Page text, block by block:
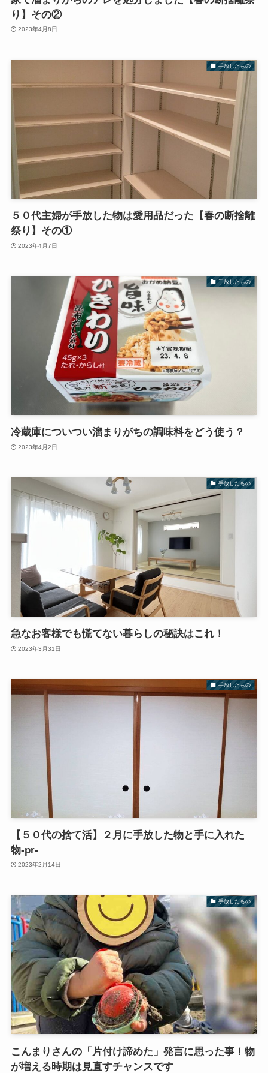
り】その②
2023年4月8日
手放したもの
５０代主婦が手放した物は愛用品だった【春の断捨離
祭り】その①
2023年4月7日
手放したもの
冷蔵庫についつい溜まりがちの調味料をどう使う？
2023年4月2日
手放したもの
急なお客様でも慌てない暮らしの秘訣はこれ！
2023年3月31日
手放したもの
【５０代の捨て活】２月に手放した物と手に入れた
物‐pr‐
2023年2月14日
手放したもの
こんまりさんの「片付け諦めた」発言に思った事！物
が増える時期は見直すチャンスです